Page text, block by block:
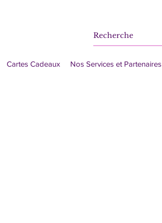
Cartes Cadeaux Nos Services et Partenaires